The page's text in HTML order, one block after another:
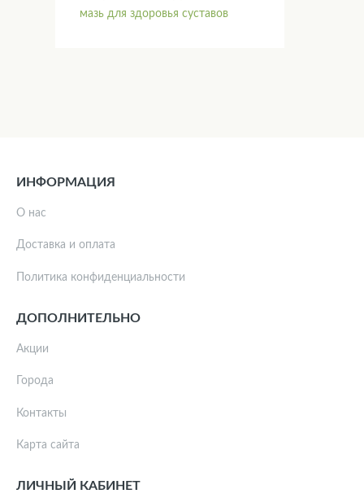
мазь для здоровья суставов
ИНФОРМАЦИЯ
О нас
Доставка и оплата
Политика конфиденциальности
ДОПОЛНИТЕЛЬНО
Акции
Города
Контакты
Карта сайта
ЛИЧНЫЙ КАБИНЕТ